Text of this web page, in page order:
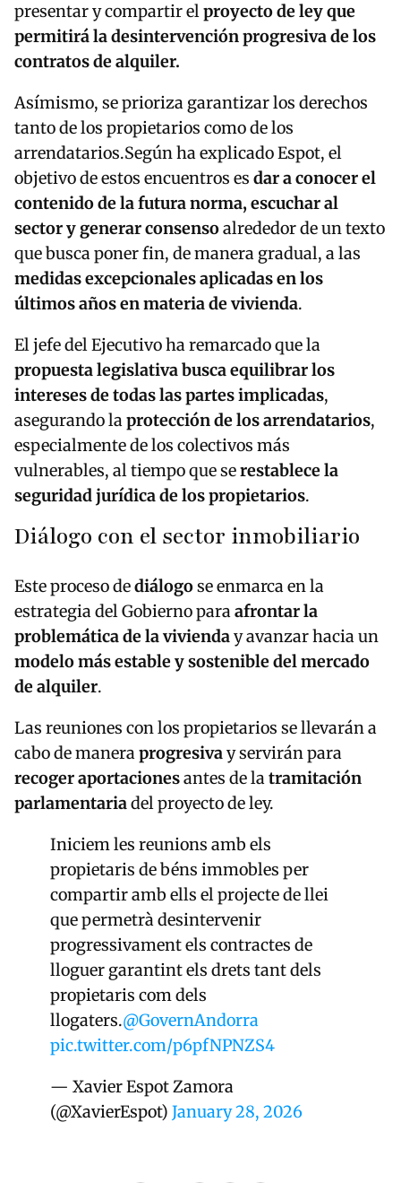
presentar y compartir elproyecto de ley que
permitirá la desintervención progresiva de los
contratos de alquiler.
Asímismo, se prioriza garantizar los derechos
tanto de los propietarios como de los
arrendatarios.Según ha explicado Espot, el
objetivo de estos encuentros es dar a conocer el
contenido de la futura norma, escuchar al
sector y generar consensoalrededor de un texto
que busca poner fin, de manera gradual, a las
medidas excepcionales aplicadas en los
últimos años en materia de vivienda.
El jefe del Ejecutivo ha remarcado que la
propuesta legislativa busca equilibrar los
intereses de todas las partes implicadas,
asegurando laprotección de los arrendatarios,
especialmente de los colectivos más
vulnerables, al tiempo que serestablece la
seguridad jurídica de los propietarios.
Diálogo con el sector inmobiliario
Este proceso dediálogose enmarca en la
estrategia del Gobierno paraafrontar la
problemática de la vivienday avanzar hacia un
modelo más estable y sostenible del mercado
de alquiler.
Las reuniones con los propietarios se llevarán a
cabo de maneraprogresivay servirán para
recoger aportacionesantes de latramitación
parlamentariadel proyecto de ley.
Iniciem les reunions amb els
propietaris de béns immobles per
compartir amb ells el projecte de llei
que permetrà desintervenir
progressivament els contractes de
lloguer garantint els drets tant dels
propietaris com dels
llogaters.@GovernAndorra
pic.twitter.com/p6pfNPNZS4
— Xavier Espot Zamora
(@XavierEspot) January 28, 2026